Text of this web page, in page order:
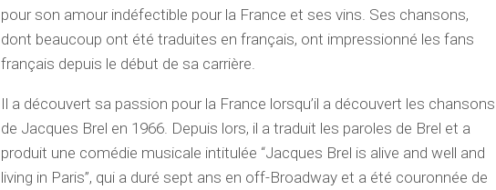
pour son amour indéfectible pour la France et ses vins. Ses chansons,
dont beaucoup ont été traduites en français, ont impressionné les fans
français depuis le début de sa carrière.
Il a découvert sa passion pour la France lorsqu’il a découvert les chansons
de Jacques Brel en 1966. Depuis lors, il a traduit les paroles de Brel et a
produit une comédie musicale intitulée “Jacques Brel is alive and well and
living in Paris”, qui a duré sept ans en off-Broadway et a été couronnée de